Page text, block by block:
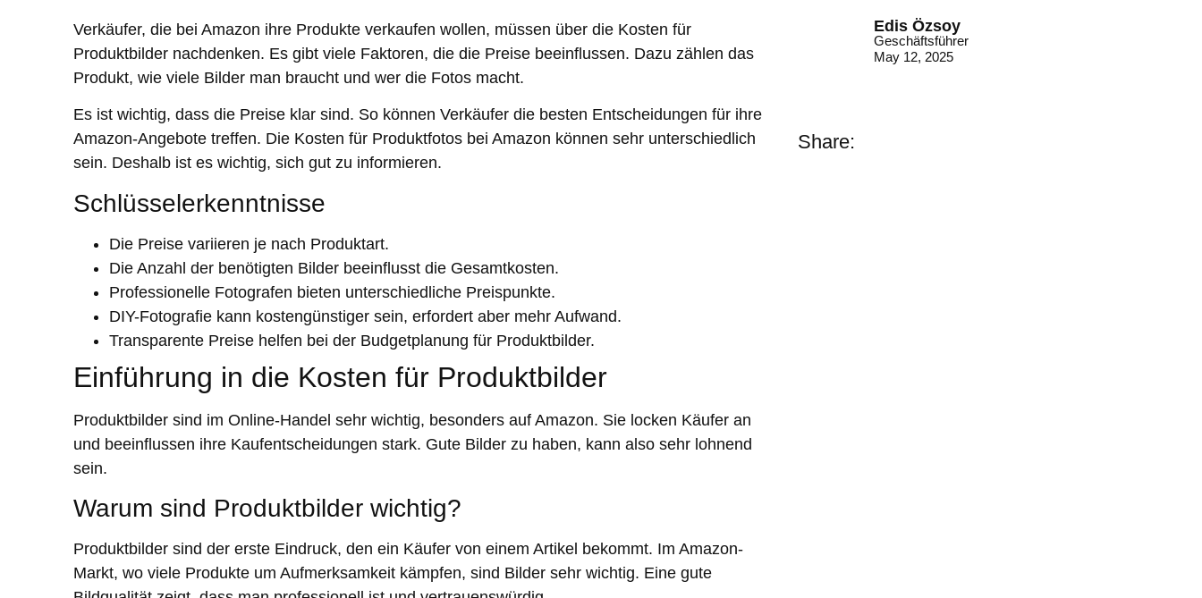
Edis Özsoy
Geschäftsführer
May 12, 2025
Share:
Verkäufer, die bei Amazon ihre Produkte verkaufen wollen, müssen über die Kosten für
Produktbilder nachdenken. Es gibt viele Faktoren, die die Preise beeinflussen. Dazu zählen das
Produkt, wie viele Bilder man braucht und wer die Fotos macht.
Es ist wichtig, dass die Preise klar sind. So können Verkäufer die besten Entscheidungen für ihre
Amazon-Angebote treffen. Die Kosten für Produktfotos bei Amazon können sehr unterschiedlich
sein. Deshalb ist es wichtig, sich gut zu informieren.
Schlüsselerkenntnisse
Die Preise variieren je nach Produktart.
Die Anzahl der benötigten Bilder beeinflusst die Gesamtkosten.
Professionelle Fotografen bieten unterschiedliche Preispunkte.
DIY-Fotografie kann kostengünstiger sein, erfordert aber mehr Aufwand.
Transparente Preise helfen bei der Budgetplanung für Produktbilder.
Einführung in die Kosten für Produktbilder
Produktbilder sind im Online-Handel sehr wichtig, besonders auf Amazon. Sie locken Käufer an
und beeinflussen ihre Kaufentscheidungen stark. Gute Bilder zu haben, kann also sehr lohnend
sein.
Warum sind Produktbilder wichtig?
Produktbilder sind der erste Eindruck, den ein Käufer von einem Artikel bekommt. Im Amazon-
Markt, wo viele Produkte um Aufmerksamkeit kämpfen, sind Bilder sehr wichtig. Eine gute